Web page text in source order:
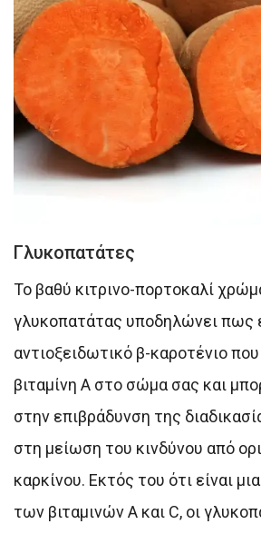
Γλυκοπατάτες
Το βαθύ κιτρινο-πορτοκαλί
γλυκοπατάτας υποδηλώνει πως
αντιοξειδωτικό β-καροτένιο
βιταμίνη Α στο σώμα σας και
στην επιβράδυνση της
στη μείωση του κινδύνου από
καρκίνου. Εκτός του ότι είναι
των βιταμινών Α και C, οι